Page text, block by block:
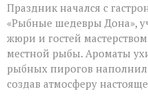
Праздник начался с
«Рыбные шедевры Дона»,
жюри и гостей
местной рыбы. Ароматы
рыбных пирогов
создав атмосферу